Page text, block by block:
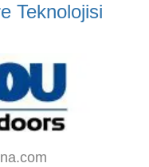
Teknolojisi